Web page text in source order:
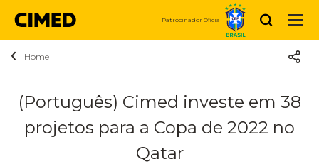
Acerca de Cimed
Sustentabilidad
Higiene y Belleza
Noticias
Patrocinador Oficial
Home
(Português) Cimed investe em 38
projetos para a Copa de 2022 no
Qatar